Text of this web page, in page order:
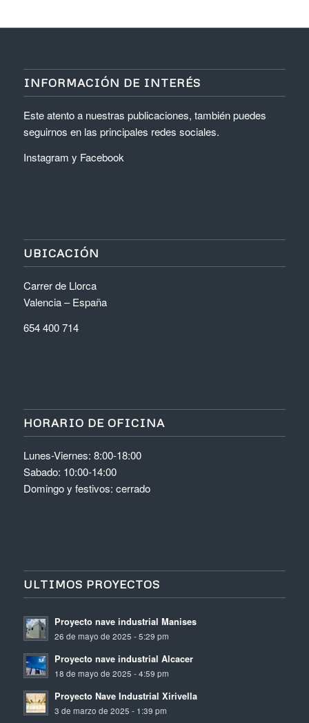
INFORMACIÓN DE INTERÉS
Este atento a nuestras publicaciones, también puedes
seguirnos en las principales redes sociales.
Instagram y Facebook
UBICACIÓN
Carrer de Llorca
Valencia – España
654 400 714
HORARIO DE OFICINA
Lunes-Viernes: 8:00-18:00
Sabado: 10:00-14:00
Domingo y festivos: cerrado
ULTIMOS PROYECTOS
Proyecto nave industrial Manises
26 de mayo de 2025 - 5:29 pm
Proyecto nave industrial Alcacer
18 de mayo de 2025 - 4:59 pm
Proyecto Nave Industrial Xirivella
3 de marzo de 2025 - 1:39 pm